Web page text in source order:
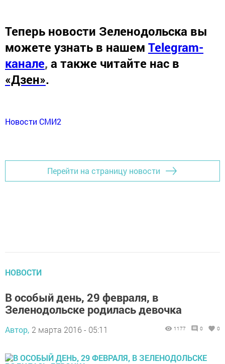
Теперь новости Зеленодольска вы
можете узнать в нашем Telegram-
канале, а также читайте нас в
«Дзен».
Новости СМИ2
Перейти на страницу новости
НОВОСТИ
В особый день, 29 февраля, в
Зеленодольске родилась девочка
Автор, 2 марта 2016 - 05:11 1177 0 0